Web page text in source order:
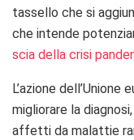
tassello che si
che intende
scia della crisi
L’azione
migliorare la
affetti da malattie